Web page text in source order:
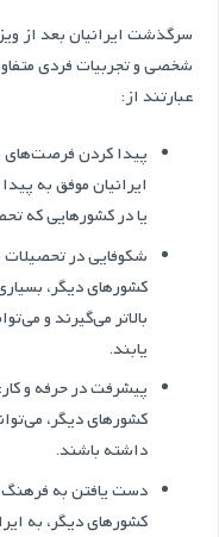
سرگذشت ایرانیان بعد از
شخصی و تجربیات فردی
عبارتند از:
پیدا کردن فرصت‌های
ایرانیان موفق به
یا در کشورهایی که
شکوفایی در تحصیلات
کشورهای دیگر،
بالاتر می‌گیرند و
یابند.
پیشرفت در حرفه و
کشورهای دیگر،
داشته باشند.
دست یافتن به
کشورهای دیگر، به